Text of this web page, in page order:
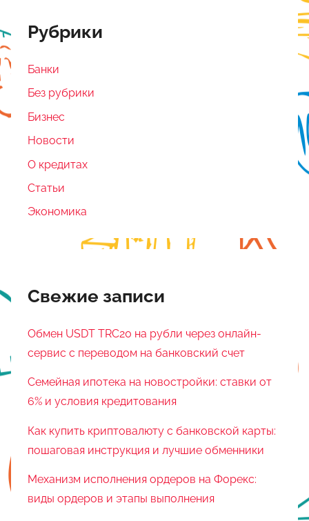
Рубрики
Банки
Без рубрики
Бизнес
Новости
О кредитах
Статьи
Экономика
Свежие записи
Обмен USDT TRC20 на рубли через онлайн-
сервис с переводом на банковский счет
Семейная ипотека на новостройки: ставки от
6% и условия кредитования
Как купить криптовалюту с банковской карты:
пошаговая инструкция и лучшие обменники
Механизм исполнения ордеров на Форекс:
виды ордеров и этапы выполнения